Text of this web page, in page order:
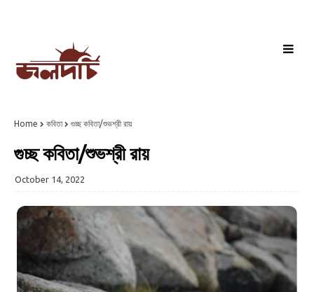
Home কবিতা গুচ্ছ কবিতা/শুভশ্রী রায়
গুচ্ছ কবিতা/শুভশ্রী রায়
October 14, 2022